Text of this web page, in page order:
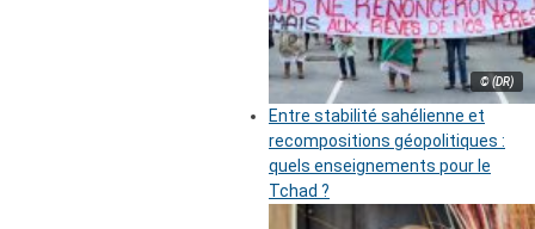
© (DR)
Entre stabilité sahélienne et
recompositions géopolitiques :
quels enseignements pour le
Tchad ?